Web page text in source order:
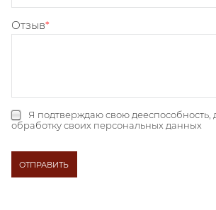
Отзыв
Я подтверждаю свою дееспособность,
обработку своих персональных данных